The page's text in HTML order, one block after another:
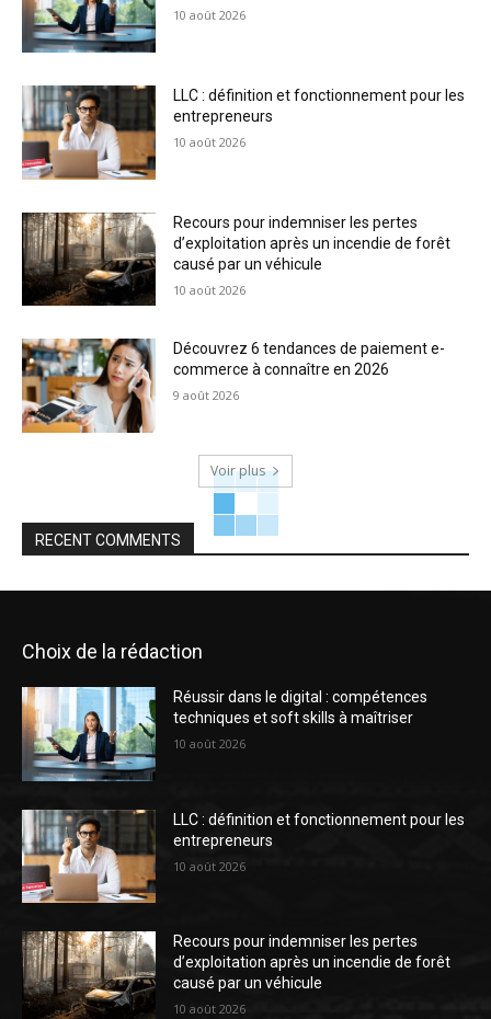
10 août 2026
LLC : définition et fonctionnement pour les
entrepreneurs
10 août 2026
Recours pour indemniser les pertes
d’exploitation après un incendie de forêt
causé par un véhicule
10 août 2026
Découvrez 6 tendances de paiement e-
commerce à connaître en 2026
9 août 2026
Voir plus
RECENT COMMENTS
Choix de la rédaction
Réussir dans le digital : compétences
techniques et soft skills à maîtriser
10 août 2026
LLC : définition et fonctionnement pour les
entrepreneurs
10 août 2026
Recours pour indemniser les pertes
d’exploitation après un incendie de forêt
causé par un véhicule
10 août 2026